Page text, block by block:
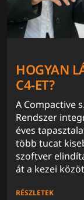
HOGYAN
C4-ET?
A Compactive
Rendszer
éves
több tucat
szoftver
át a kezei
RÉSZLETEK